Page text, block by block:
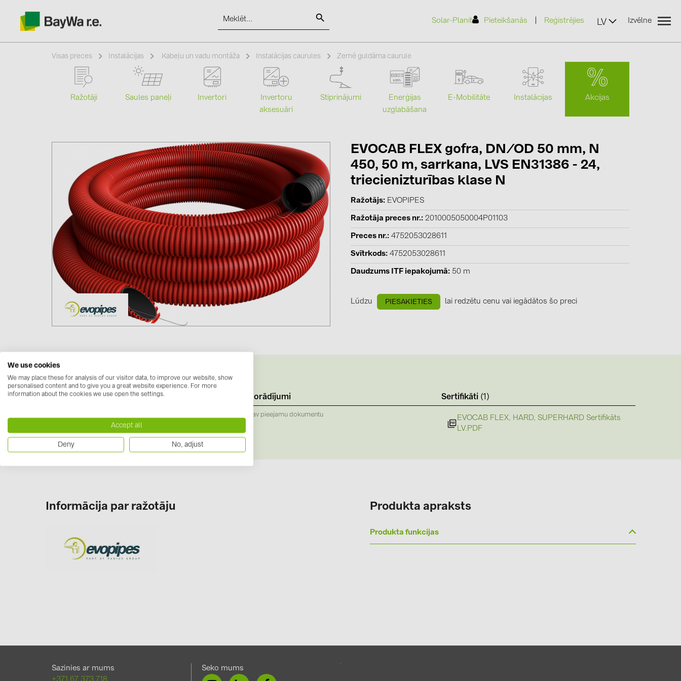
Solar-Planit Pieteikšanās Reģistrējies LV Izvēlne
SOLAR-PLANIT
Produkti
Jaunumi
Katalogi
kontakti
Kategorijas
Saules paneļi (19)
Invertoru aksesuāri (84)
Enerģijas uzglabāšana (74)
E-Mobilitāte (19)
Instalācijas (87)
Ražotāji
ABB (21)
BAKS (51)
BUDMAT (6)
EVOPIPES (7)
FRONIUS (42)
GROMTOR (32)
GoodWe (44)
HUAWEI (51)
JAsolar (6)
LEADER (6)
PYLONTECH (19)
Stäubli (2)
Trina Solar (6)
Visas preces Instalācijas Kabeļu un vadu montāža Instalācijas caurules Zemē guldāma caurule
Ražotāji Saules paneļi Invertori
Invertoru
aksesuāri
Stiprinājumi
Enerģijas
uzglabāšana
E-Mobilitāte Instalācijas Akcijas
EVOCAB FLEX gofra, DN/OD 50 mm, N
450, 50 m, sarrkana, LVS EN31386 - 24,
triecienizturības klase N
Ražotājs EVOPIPES
Ražotāja preces nr. 2010005050004P01103
Preces nr. 4752053028611
Svītrkods 4752053028611
Daudzums ITF iepakojumā 50 m
Lūdzu PIESAKIETIES lai redzētu cenu vai iegādātos šo preci
Lejupielādes
Datu lapas(1)
EVOCAB Katalogs LV.PDF
Norādījumi
Nav pieejamu dokumentu
Sertifikāti (1)
EVOCAB FLEX, HARD, SUPERHARD Sertifikāts
LV.PDF
Informācija par ražotāju Produkta apraksts
Produkta funkcijas
Sazinies ar mums
Seko mums
We use cookies
We may place these for analysis of our visitor data, to improve our website, show
personalised content and to give you a great website experience. For more
information about the cookies we use open the settings.
Accept all
Deny No, adjust